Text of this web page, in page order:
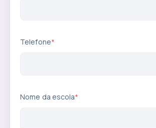
Telefone*
Nome da escola*